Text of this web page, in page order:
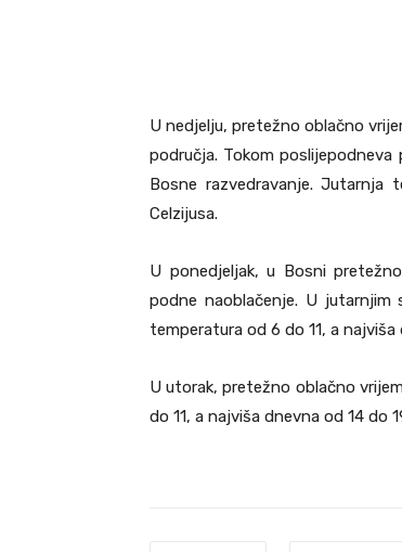
U nedjelju, pretežno oblačno
područja. Tokom
Bosne razvedravanje.
Celzijusa.
U ponedjeljak, u Bosni
podne naoblačenje. U
temperatura od 6 do 11, a
U utorak, pretežno oblačno
do 11, a najviša dnevna od 14 do